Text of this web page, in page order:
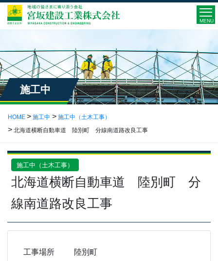
MENU
施工中
HOME 施工中
施工中（土木工事）
北海道横断自動車道 陸別町 分線南道路改良工事
施工中（土木工事）
北海道横断自動車道 陸別町 分
線南道路改良工事
工事場所 陸別町